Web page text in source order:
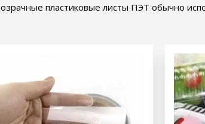
пластиковые листы ПЭТ обычно